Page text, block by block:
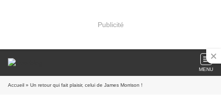
Publicité
MENU
Accueil » Un retour qui fait plaisir, celui de James Morrison !